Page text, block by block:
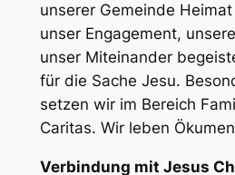
unserer Gemeinde
unser Engagement,
unser Miteinander
für die Sache Jesu.
setzen wir im Bereich
Caritas. Wir leben
Verbindung mit Jesus